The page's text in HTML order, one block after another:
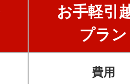
お手軽引
プラン
費用